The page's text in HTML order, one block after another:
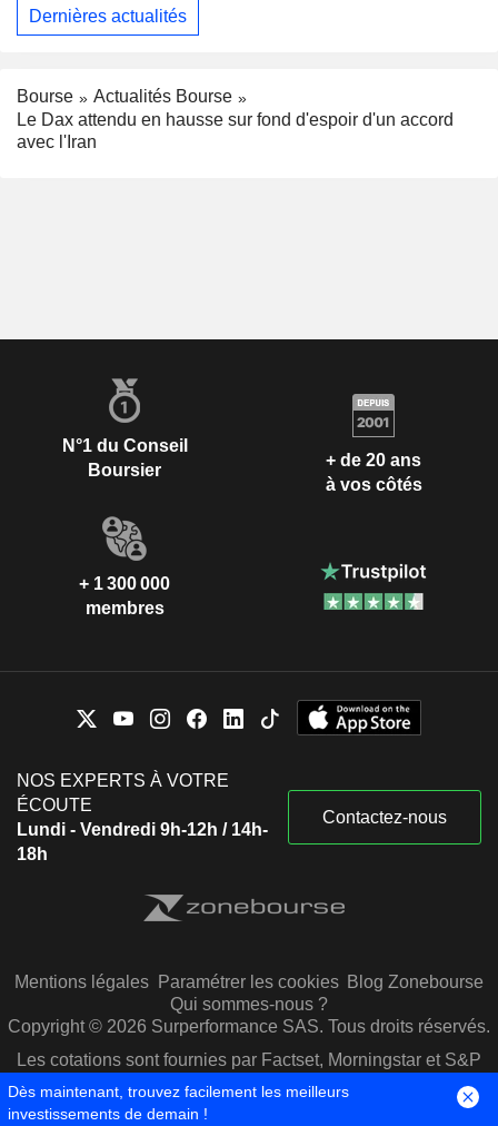
Dernières actualités
Bourse
Actualités Bourse
Le Dax attendu en hausse sur fond d'espoir d'un accord
avec l'Iran
N°1 du Conseil
Boursier
+ de 20 ans
à vos côtés
+ 1 300 000
membres
NOS EXPERTS À VOTRE
ÉCOUTE
Lundi - Vendredi 9h-12h / 14h-
18h
Contactez-nous
Mentions légales Paramétrer les cookies Blog Zonebourse
Qui sommes-nous ?
Copyright © 2026 Surperformance SAS. Tous droits réservés.
Les cotations sont fournies par Factset, Morningstar et S&P
Capital IQ
Dès maintenant, trouvez facilement les meilleurs
investissements de demain !